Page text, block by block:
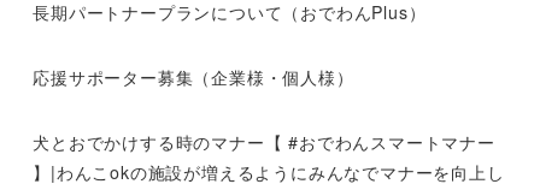
長期パートナープランについて（おでわんPlus）
応援サポーター募集（企業様・個人様）
犬とおでかけする時のマナー【 #おでわんスマートマナー
】|わんこokの施設が増えるようにみんなでマナーを向上し